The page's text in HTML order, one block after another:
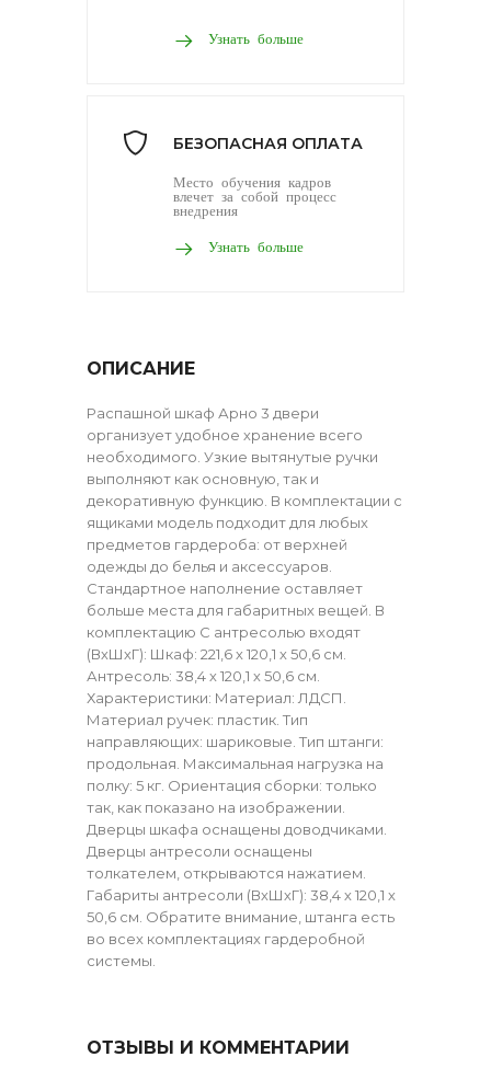
Узнать больше
БЕЗОПАСНАЯ ОПЛАТА
Место обучения кадров
влечет за собой процесс
внедрения
Узнать больше
ОПИСАНИЕ
Распашной шкаф Арно 3 двери
организует удобное хранение всего
необходимого. Узкие вытянутые ручки
выполняют как основную, так и
декоративную функцию. В комплектации с
ящиками модель подходит для любых
предметов гардероба: от верхней
одежды до белья и аксессуаров.
Стандартное наполнение оставляет
больше места для габаритных вещей. В
комплектацию С антресолью входят
(ВхШхГ): Шкаф: 221,6 х 120,1 х 50,6 см.
Антресоль: 38,4 х 120,1 х 50,6 см.
Характеристики: Материал: ЛДСП.
Материал ручек: пластик. Тип
направляющих: шариковые. Тип штанги:
продольная. Максимальная нагрузка на
полку: 5 кг. Ориентация сборки: только
так, как показано на изображении.
Дверцы шкафа оснащены доводчиками.
Дверцы антресоли оснащены
толкателем, открываются нажатием.
Габариты антресоли (ВхШхГ): 38,4 х 120,1 х
50,6 см. Обратите внимание, штанга есть
во всех комплектациях гардеробной
системы.
ОТЗЫВЫ И КОММЕНТАРИИ